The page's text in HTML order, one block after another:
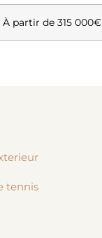
À partir de 315 000€
tennis